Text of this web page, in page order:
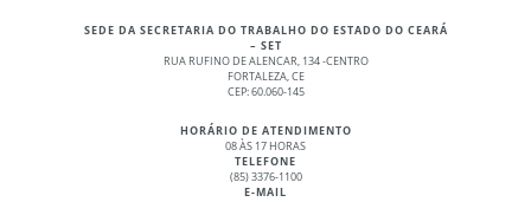
SEDE DA SECRETARIA DO TRABALHO DO ESTADO DO CEARÁ
– SET
RUA RUFINO DE ALENCAR, 134 -CENTRO
FORTALEZA, CE
CEP: 60.060-145
HORÁRIO DE ATENDIMENTO
08 ÀS 17 HORAS
TELEFONE
(85) 3376-1100
E-MAIL